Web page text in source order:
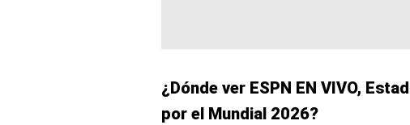
¿Dónde ver ESPN EN VIVO,
por el Mundial 2026?